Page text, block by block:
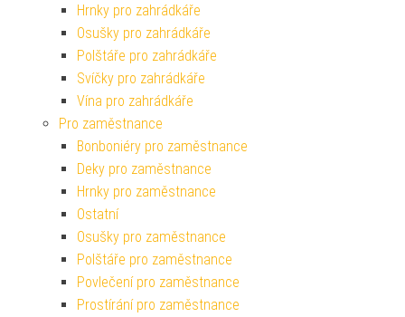
Hrnky pro zahrádkáře
Osušky pro zahrádkáře
Polštáře pro zahrádkáře
Svíčky pro zahrádkáře
Vína pro zahrádkáře
Pro zaměstnance
Bonboniéry pro zaměstnance
Deky pro zaměstnance
Hrnky pro zaměstnance
Ostatní
Osušky pro zaměstnance
Polštáře pro zaměstnance
Povlečení pro zaměstnance
Prostírání pro zaměstnance